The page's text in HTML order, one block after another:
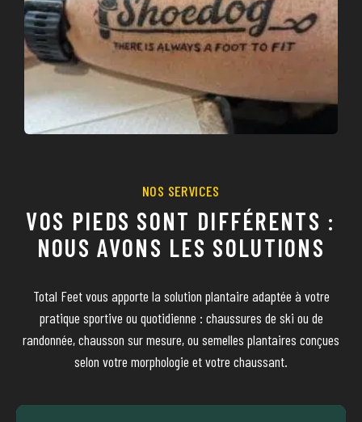
NOS SERVICES
VOS PIEDS SONT DIFFÉRENTS :
NOUS AVONS LES SOLUTIONS
Total Feet vous apporte la solution plantaire adaptée à votre
pratique sportive ou quotidienne : chaussures de ski ou de
randonnée, chausson sur mesure, ou semelles plantaires conçues
selon votre morphologie et votre chaussant.